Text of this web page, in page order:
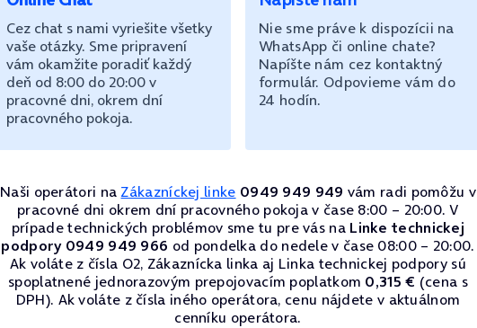
Cez chat s nami vyriešite všetky
vaše otázky. Sme pripravení
vám okamžite poradiť každý
deň od 8:00 do 20:00 v
pracovné dni, okrem dní
pracovného pokoja.
Nie sme práve k dispozícii na
WhatsApp či online chate?
Napíšte nám cez kontaktný
formulár. Odpovieme vám do
24 hodín.
Naši operátori na Zákazníckej linke 0949 949 949 vám radi pomôžu v
pracovné dni okrem dní pracovného pokoja v čase 8:00 – 20:00. V
prípade technických problémov sme tu pre vás na Linke technickej
podpory 0949 949 966 od pondelka do nedele v čase 08:00 – 20:00.
Ak voláte z čísla O2, Zákaznícka linka aj Linka technickej podpory sú
spoplatnené jednorazovým prepojovacím poplatkom 0,315 € (cena s
DPH). Ak voláte z čísla iného operátora, cenu nájdete v aktuálnom
cenníku operátora.